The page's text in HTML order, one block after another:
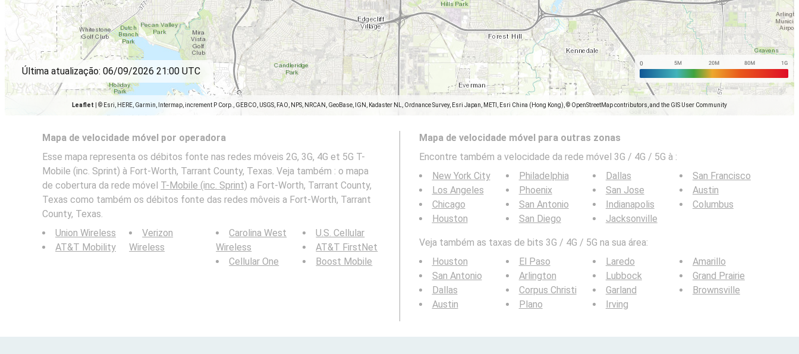
Leaflet © Esri, HERE, Garmin, Intermap, increment P Corp., GEBCO, USGS, FAO, NPS, NRCAN, GeoBase, IGN, Kadaster NL, Ordnance Survey, Esri Japan, METI, Esri China (Hong Kong), © OpenStreetMap contributors, and the GIS User Community
Última atualização: 06/09/2026 21:00 UTC
Mapa de velocidade móvel por operadora
Esse mapa representa os débitos fonte nas redes móveis 2G, 3G, 4G et 5G T-
Mobile (inc. Sprint) à Fort-Worth, Tarrant County, Texas. Veja também : o mapa
de cobertura da rede móvel T-Mobile (inc. Sprint) a Fort-Worth, Tarrant County,
Texas como também os débitos fonte das redes môveis a Fort-Worth, Tarrant
County, Texas.
Union Wireless
AT&T Mobility
Verizon
Wireless
Carolina West
Wireless
Cellular One
U.S. Cellular
AT&T FirstNet
Boost Mobile
Mapa de velocidade móvel para outras zonas
Encontre também a velocidade da rede móvel 3G / 4G / 5G à :
New York City
Los Angeles
Chicago
Houston
Philadelphia
Phoenix
San Antonio
San Diego
Dallas
San Jose
Indianapolis
Jacksonville
San Francisco
Austin
Columbus
Veja também as taxas de bits 3G / 4G / 5G na sua área:
Houston
San Antonio
Dallas
Austin
El Paso
Arlington
Corpus Christi
Plano
Laredo
Lubbock
Garland
Irving
Amarillo
Grand Prairie
Brownsville